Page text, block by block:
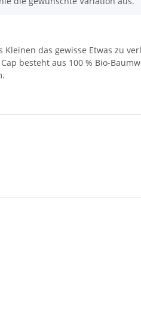
das gewisse Etwas zu
besteht aus 100 % Bio-